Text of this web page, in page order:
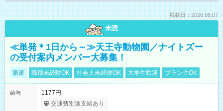
掲載日：2026.08.07
未読
≪単発＊1日から～≫天王寺動物園／ナイトズー
の受付案内メンバー大募集！
派遣 職種未経験OK 社会人未経験OK 大学生歓迎 ブランクOK
給与
1177円
交通費別途支給あり